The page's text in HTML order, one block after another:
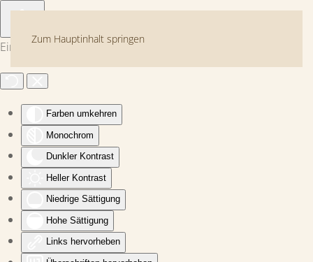
Eingabehilfen öffnen
Farben umkehren
Monochrom
Dunkler Kontrast
Heller Kontrast
Niedrige Sättigung
Hohe Sättigung
Links hervorheben
Zum Hauptinhalt springen